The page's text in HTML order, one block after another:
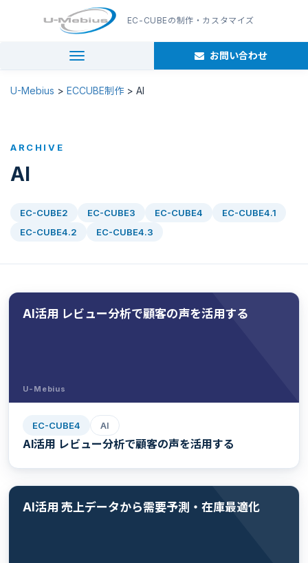
EC-CUBEの制作・カスタマイズ
navigation お問い合わせ
U-Mebius > ECCUBE制作 > AI
ARCHIVE
AI
EC-CUBE2 EC-CUBE3 EC-CUBE4
EC-CUBE4.1
EC-CUBE4.2
EC-CUBE4.3
AI活用 レビュー分析で顧客の声を活用する
U-Mebius
EC-CUBE4 AI
AI活用 レビュー分析で顧客の声を活用する
AI活用 売上データから需要予測・在庫最適化